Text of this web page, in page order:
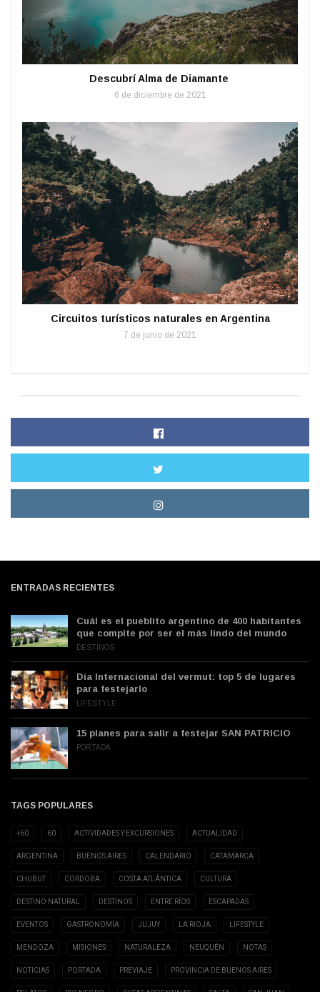
Descubrí Alma de Diamante
6 de diciembre de 2021
Circuitos turísticos naturales en Argentina
7 de junio de 2021
ENTRADAS RECIENTES
Cuál es el pueblito argentino de 400 habitantes
que compite por ser el más lindo del mundo
DESTINOS
Día Internacional del vermut: top 5 de lugares
para festejarlo
LIFESTYLE
15 planes para salir a festejar SAN PATRICIO
PORTADA
TAGS POPULARES
+60 60 ACTIVIDADES Y EXCURSIONES ACTUALIDAD
ARGENTINA BUENOS AIRES CALENDARIO CATAMARCA
CHUBUT CORDOBA COSTA ATLÁNTICA CULTURA
DESTINO NATURAL DESTINOS ENTRE RÍOS ESCAPADAS
EVENTOS GASTRONOMÍA JUJUY LA RIOJA LIFESTYLE
MENDOZA MISIONES NATURALEZA NEUQUÉN NOTAS
NOTICIAS PORTADA PREVIAJE PROVINCIA DE BUENOS AIRES